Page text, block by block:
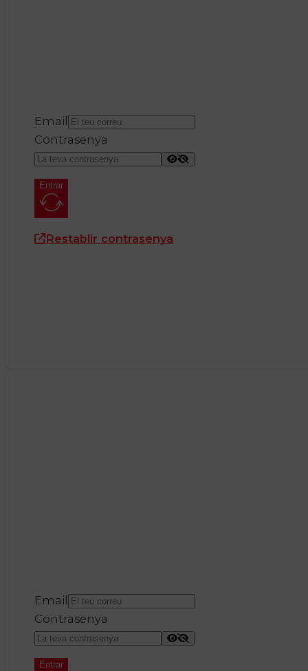
Email
Contrasenya
Entrar
Restablir contrasenya
Email
Contrasenya
Entrar